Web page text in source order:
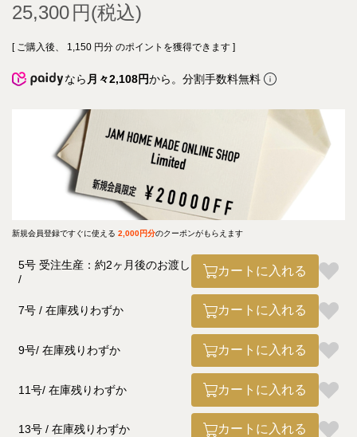
25,300
[ ご購入後、 1,150 円分 のポイントを獲得できます ]
なら 月々2,108円から。分割手数料無料
新規会員登録ですぐに使える 2,000円分のクーポンがもらえます
5号 受注生産：約2ヶ月後のお渡し カートに入れる
7号 在庫残りわずか カートに入れる
9号 在庫残りわずか カートに入れる
11号 在庫残りわずか カートに入れる
13号 在庫残りわずか カートに入れる